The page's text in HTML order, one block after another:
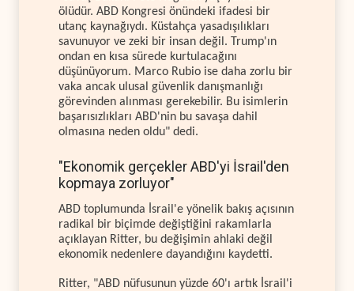
ölüdür. ABD Kongresi önündeki ifadesi bir
utanç kaynağıydı. Küstahça yasadışılıkları
savunuyor ve zeki bir insan değil. Trump'ın
ondan en kısa sürede kurtulacağını
düşünüyorum. Marco Rubio ise daha zorlu bir
vaka ancak ulusal güvenlik danışmanlığı
görevinden alınması gerekebilir. Bu isimlerin
başarısızlıkları ABD'nin bu savaşa dahil
olmasına neden oldu" dedi.
"Ekonomik gerçekler ABD'yi İsrail'den
kopmaya zorluyor"
ABD toplumunda İsrail'e yönelik bakış açısının
radikal bir biçimde değiştiğini rakamlarla
açıklayan Ritter, bu değişimin ahlaki değil
ekonomik nedenlere dayandığını kaydetti.
Ritter, "ABD nüfusunun yüzde 60'ı artık İsrail'i